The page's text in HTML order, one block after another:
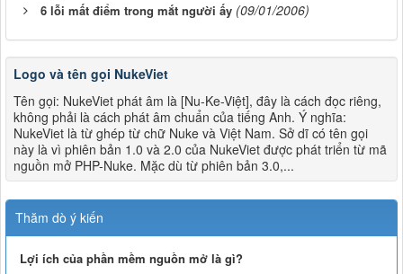
6 lỗi mất điểm trong mắt người ấy (09/01/2006)
Logo và tên gọi NukeViet
Tên gọi: NukeViet phát âm là [Nu-Ke-Việt], đây là cách đọc riêng,
không phải là cách phát âm chuẩn của tiếng Anh. Ý nghĩa:
NukeViet là từ ghép từ chữ Nuke và Việt Nam. Sở dĩ có tên gọi
này là vì phiên bản 1.0 và 2.0 của NukeViet được phát triển từ mã
nguồn mở PHP-Nuke. Mặc dù từ phiên bản 3.0,...
Thăm dò ý kiến
Lợi ích của phần mềm nguồn mở là gì?